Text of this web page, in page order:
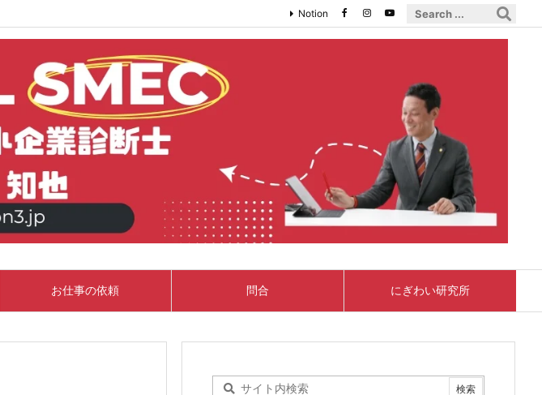
お仕事の依頼 問合 にぎわい研究所
Notion